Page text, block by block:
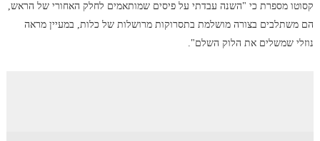
קסוטו מספרת כי "השנה עבדתי על פיסים שמותאמים לחלק האחורי של הראש,
הם משתלבים בצורה מושלמת בתסרוקות מרושלות של כלות, במעיין מראה
נוזלי שמשלים את הלוק השלם".